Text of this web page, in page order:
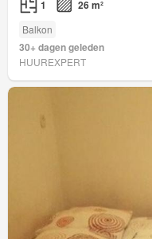
1 26 m²
Balkon
30+ dagen geleden
HUUREXPERT